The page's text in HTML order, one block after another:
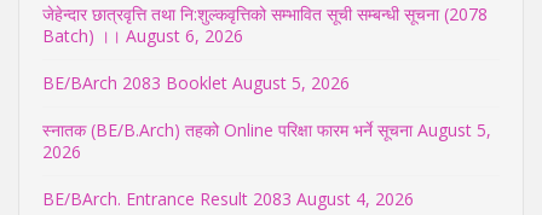
जेहेन्दार छात्रवृत्ति तथा नि:शुल्कवृत्तिको सम्भावित सूची सम्बन्धी सूचना (2078
Batch) ।। August 6, 2026
BE/BArch 2083 Booklet August 5, 2026
स्नातक (BE/B.Arch) तहको Online परिक्षा फारम भर्ने सूचना August 5,
2026
BE/BArch. Entrance Result 2083 August 4, 2026